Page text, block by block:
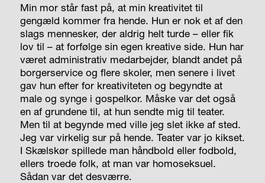
Min mor står fast på, at min kreativitet til
gengæld kommer fra hende. Hun er nok et af den
slags mennesker, der aldrig helt turde – eller fik
lov til – at forfølge sin egen kreative side. Hun har
været administrativ medarbejder, blandt andet på
borgerservice og flere skoler, men senere i livet
gav hun efter for kreativiteten og begyndte at
male og synge i gospelkor. Måske var det også
en af grundene til, at hun sendte mig til teater.
Men til at begynde med ville jeg slet ikke af sted.
Jeg var virkelig sur på hende. Teater var jo kikset.
I Skælskør spillede man håndbold eller fodbold,
ellers troede folk, at man var homoseksuel.
Sådan var det desværre.